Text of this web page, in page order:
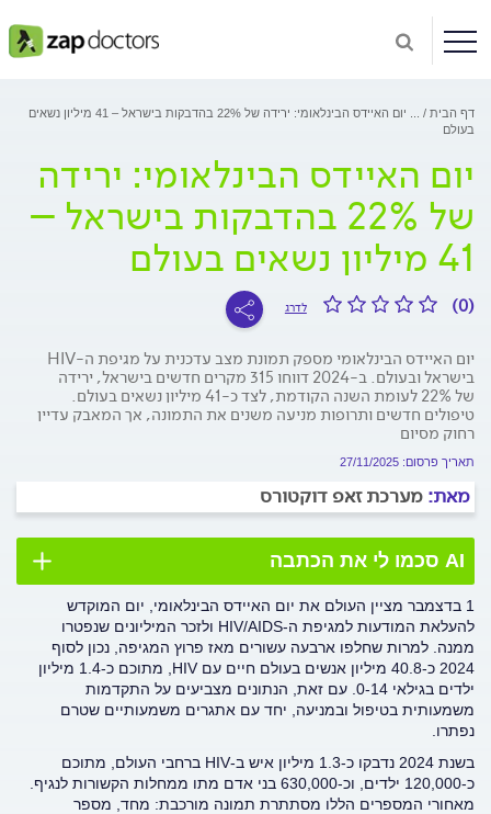
דף הבית
יום האיידס הבינלאומי: ירידה של 22% בהדבקות בישראל – 41 מיליון נשאים
בעולם
יום האיידס הבינלאומי: ירידה
של 22% בהדבקות בישראל –
41 מיליון נשאים בעולם
(0) לדרג
יום האיידס הבינלאומי מספק תמונת מצב עדכנית על מגיפת ה-HIV
בישראל ובעולם. ב-2024 דווחו 315 מקרים חדשים בישראל, ירידה
של 22% לעומת השנה הקודמת, לצד כ-41 מיליון נשאים בעולם.
טיפולים חדשים ותרופות מניעה משנים את התמונה, אך המאבק עדיין
רחוק מסיום
תאריך פרסום: 27/11/2025
מאת: מערכת זאפ דוקטורס
AI סכמו לי את הכתבה
1 בדצמבר מציין העולם את יום האיידס הבינלאומי, יום המוקדש
להעלאת המודעות למגיפת ה-HIV/AIDS ולזכר המיליונים שנפטרו
ממנה. למרות שחלפו ארבעה עשורים מאז פרוץ המגיפה, נכון לסוף
2024 כ-40.8 מיליון אנשים בעולם חיים עם HIV, מתוכם כ-1.4 מיליון
ילדים בגילאי 0-14. עם זאת, הנתונים מצביעים על התקדמות
משמעותית בטיפול ובמניעה, יחד עם אתגרים משמעותיים שטרם
נפתרו.
בשנת 2024 נדבקו כ-1.3 מיליון איש ב-HIV ברחבי העולם, מתוכם
כ-120,000 ילדים, וכ-630,000 בני אדם מתו ממחלות הקשורות לנגיף.
מאחורי המספרים הללו מסתתרת תמונה מורכבת: מחד, מספר